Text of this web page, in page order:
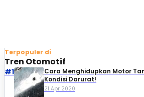
Terpopuler di
Tren Otomotif
#1
Cara Menghidupkan Motor
Kondisi Darurat!
21 Apr 2020